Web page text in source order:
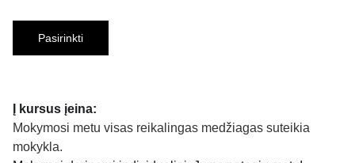
Pasirinkti
Į kursus įeina:
Mokymosi metu visas reikalingas medžiagas suteikia
mokykla.